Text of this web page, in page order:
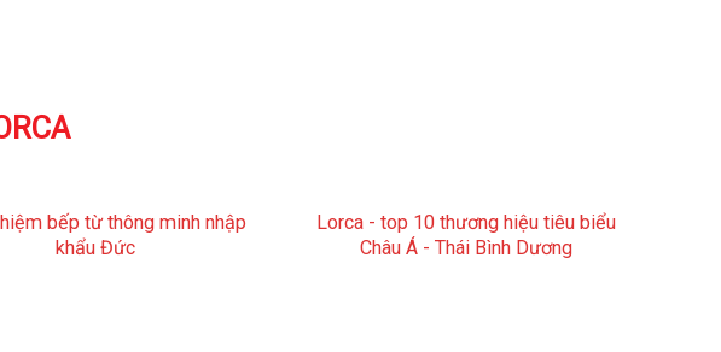
bếp từ thông minh nhập
khẩu Đức
Lorca - top 10 thương hiệu tiêu biểu
Châu Á - Thái Bình Dương